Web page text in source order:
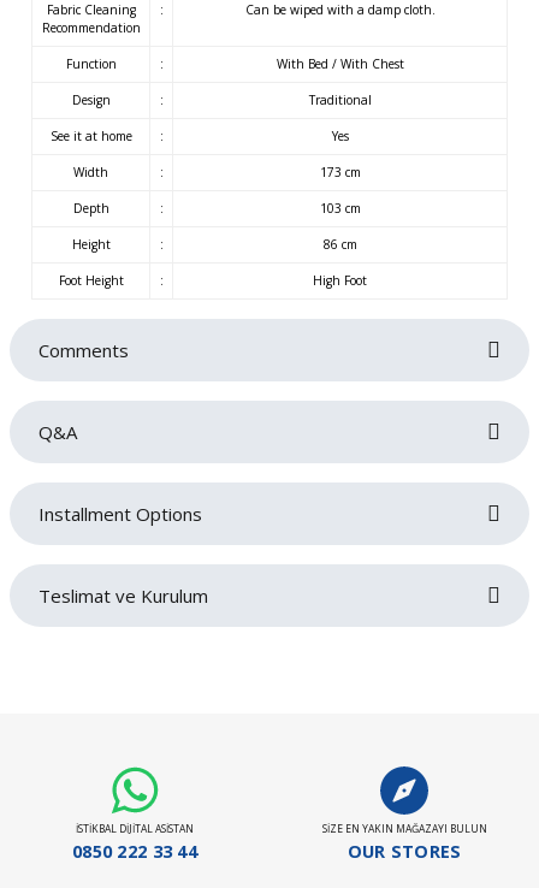
Fabric Cleaning
Recommendation
: Can be wiped with a damp cloth.
Function : With Bed / With Chest
Design : Traditional
See it at home : Yes
Width : 173 cm
Depth : 103 cm
Height : 86 cm
Foot Height : High Foot
Comments
Q&A
No questions have been asked about this product yet.
Installment Options
Teslimat ve Kurulum
Panel ürün grubu ve baza - başlık ürünlerimizde 45 gün
Yatak ürün grubumuz ise 21 gündür.
Stokta Olan Ürünler İçin Teslim Süresi : 10-15 Gün
İSTİKBAL DİJİTAL ASİSTAN
0850 222 33 44
SİZE EN YAKIN MAĞAZAYI BULUN
OUR STORES